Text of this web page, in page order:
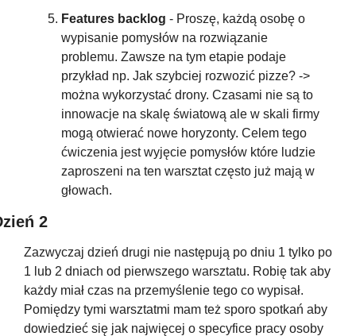
Features backlog - Proszę, każdą osobę o
wypisanie pomysłów na rozwiązanie
problemu. Zawsze na tym etapie podaje
przykład np. Jak szybciej rozwozić pizze? ->
można wykorzystać drony. Czasami nie są to
innowacje na skalę światową ale w skali firmy
mogą otwierać nowe horyzonty. Celem tego
ćwiczenia jest wyjęcie pomysłów które ludzie
zaproszeni na ten warsztat często już mają w
głowach.
2
Zazwyczaj dzień drugi nie następują po dniu 1 tylko po
1 lub 2 dniach od pierwszego warsztatu. Robię tak aby
każdy miał czas na przemyślenie tego co wypisał.
Pomiędzy tymi warsztatmi mam też sporo spotkań aby
dowiedzieć się jak najwięcej o specyfice pracy osoby